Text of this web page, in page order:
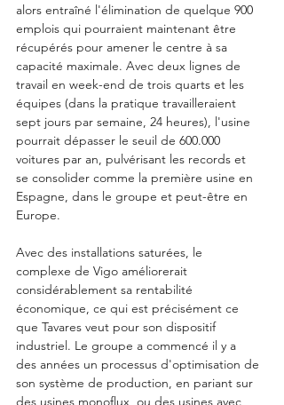
alors entraîné l'élimination de quelque 900
emplois qui pourraient maintenant être
récupérés pour amener le centre à sa
capacité maximale. Avec deux lignes de
travail en week-end de trois quarts et les
équipes (dans la pratique travailleraient
sept jours par semaine, 24 heures), l'usine
pourrait dépasser le seuil de 600.000
voitures par an, pulvérisant les records et
se consolider comme la première usine en
Espagne, dans le groupe et peut-être en
Europe.
Avec des installations saturées, le
complexe de Vigo améliorerait
considérablement sa rentabilité
économique, ce qui est précisément ce
que Tavares veut pour son dispositif
industriel. Le groupe a commencé il y a
des années un processus d'optimisation de
son système de production, en pariant sur
des usines monoflux, ou des usines avec